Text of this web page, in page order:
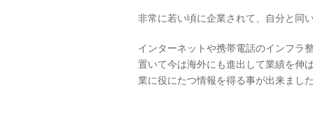
非常に若い頃に企業されて、自分と同
インターネットや携帯電話のインフラ
置いて今は海外にも進出して業績を伸
業に役にたつ情報を得る事が出来ました